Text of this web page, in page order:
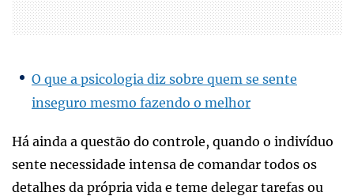
O que a psicologia diz sobre quem se sente
inseguro mesmo fazendo o melhor
Há ainda a questão do controle, quando o indivíduo
sente necessidade intensa de comandar todos os
detalhes da própria vida e teme delegar tarefas ou